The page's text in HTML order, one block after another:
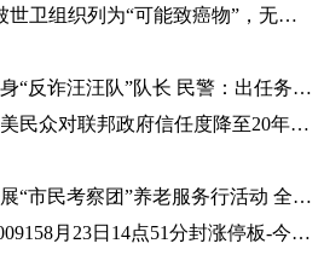
这款甜味剂或于7月起被世卫组织列为“可能致癌物”，无糖可乐、口香糖中普遍有它|全球热头条
【播资讯】流浪金毛变身“反诈汪汪队”队长 民警：出任务都要抢“档期 ”
今日最新！最新民调：美民众对联邦政府信任度降至20年来最低水平
开封市禹王台区组织开展“市民考察团”养老服务行活动 全球热消息
异动快报：中路Ｂ股 9009158月23日14点51分封涨停板-今日热搜